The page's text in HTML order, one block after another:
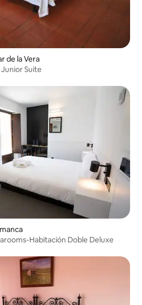
de la Vera
Suite
Habitación Doble Deluxe